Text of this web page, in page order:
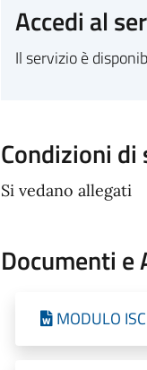
Accedi al
Il servizio è
Condizioni di
Si vedano allegati
Documenti e
MODULO